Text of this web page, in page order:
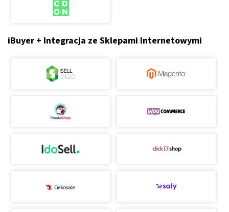
iBuyer + Integracja ze Sklepami Internetowymi